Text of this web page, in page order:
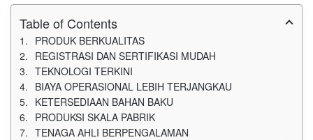
Table of Contents
PRODUK BERKUALITAS
REGISTRASI DAN SERTIFIKASI MUDAH
TEKNOLOGI TERKINI
BIAYA OPERASIONAL LEBIH TERJANGKAU
KETERSEDIAAN BAHAN BAKU
PRODUKSI SKALA PABRIK
TENAGA AHLI BERPENGALAMAN